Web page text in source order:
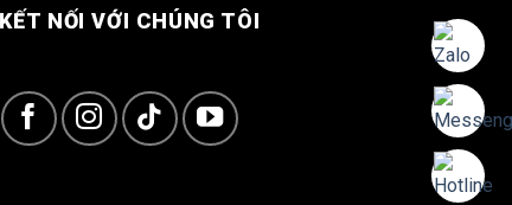
KẾT NỐI VỚI CHÚNG TÔI